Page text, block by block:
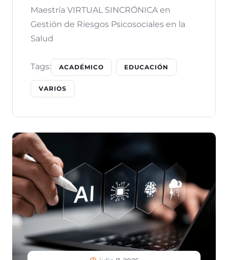
Maestría VIRTUAL SINCRÓNICA en
Gestión de Riesgos Psicosociales en la
Salud
Tags: ACADÉMICO EDUCACIÓN
VARIOS